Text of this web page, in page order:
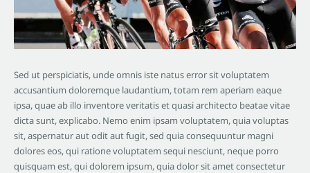
Sed ut perspiciatis, unde omnis iste natus error sit voluptatem
accusantium doloremque laudantium, totam rem aperiam eaque
ipsa, quae ab illo inventore veritatis et quasi architecto beatae vitae
dicta sunt, explicabo. Nemo enim ipsam voluptatem, quia voluptas
sit, aspernatur aut odit aut fugit, sed quia consequuntur magni
dolores eos, qui ratione voluptatem sequi nesciunt, neque porro
quisquam est, qui dolorem ipsum, quia dolor sit amet consectetur